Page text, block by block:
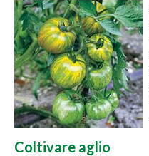
Coltivare aglio